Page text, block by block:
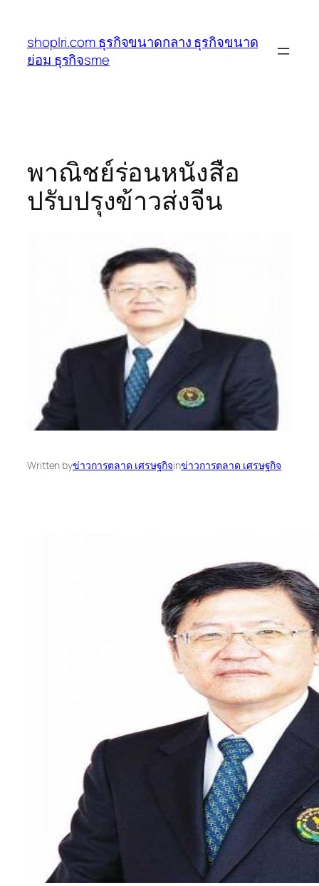
เนื้อหา
shoplri.com ธุรกิจขนาดกลาง ธุรกิจขนาด
ย่อม ธุรกิจsme
พาณิชย์ร่อนหนังสือ
ปรับปรุงข้าวส่งจีน
Written byข่าวการตลาด เศรษฐกิจinข่าวการตลาด เศรษฐกิจ